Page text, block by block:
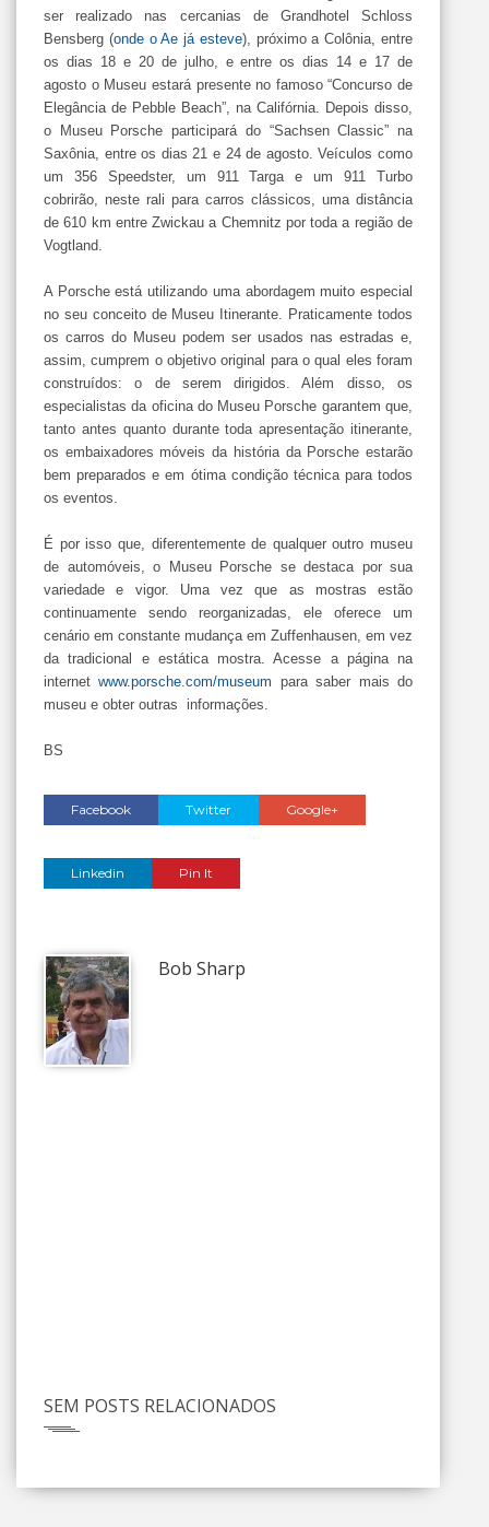
ser realizado nas cercanias de Grandhotel Schloss
Bensberg (onde o Ae já esteve), próximo a Colônia, entre
os dias 18 e 20 de julho, e entre os dias 14 e 17 de
agosto o Museu estará presente no famoso “Concurso de
Elegância de Pebble Beach”, na Califórnia. Depois disso,
o Museu Porsche participará do “Sachsen Classic” na
Saxônia, entre os dias 21 e 24 de agosto. Veículos como
um 356 Speedster, um 911 Targa e um 911 Turbo
cobrirão, neste rali para carros clássicos, uma distância
de 610 km entre Zwickau a Chemnitz por toda a região de
Vogtland.
A Porsche está utilizando uma abordagem muito especial
no seu conceito de Museu Itinerante. Praticamente todos
os carros do Museu podem ser usados nas estradas e,
assim, cumprem o objetivo original para o qual eles foram
construídos: o de serem dirigidos. Além disso, os
especialistas da oficina do Museu Porsche garantem que,
tanto antes quanto durante toda apresentação itinerante,
os embaixadores móveis da história da Porsche estarão
bem preparados e em ótima condição técnica para todos
os eventos.
É por isso que, diferentemente de qualquer outro museu
de automóveis, o Museu Porsche se destaca por sua
variedade e vigor. Uma vez que as mostras estão
continuamente sendo reorganizadas, ele oferece um
cenário em constante mudança em Zuffenhausen, em vez
da tradicional e estática mostra. Acesse a página na
internetwww.porsche.com/museum para saber mais do
museu e obter outras informações.
BS
Facebook Twitter Google+
Linkedin Pin It
Bob Sharp
SEM POSTS RELACIONADOS